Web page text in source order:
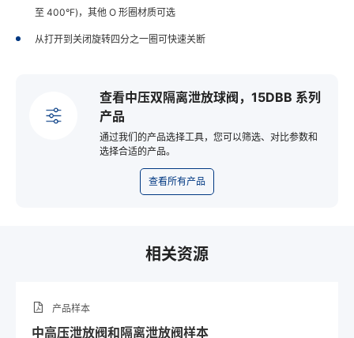
至 400°F)，其他 O 形圈材质可选
从打开到关闭旋转四分之一圈可快速关断
查看中压双隔离泄放球阀，15DBB 系列
产品
通过我们的产品选择工具，您可以筛选、对比参数和
选择合适的产品。
查看所有产品
相关资源
产品样本
中高压泄放阀和隔离泄放阀样本